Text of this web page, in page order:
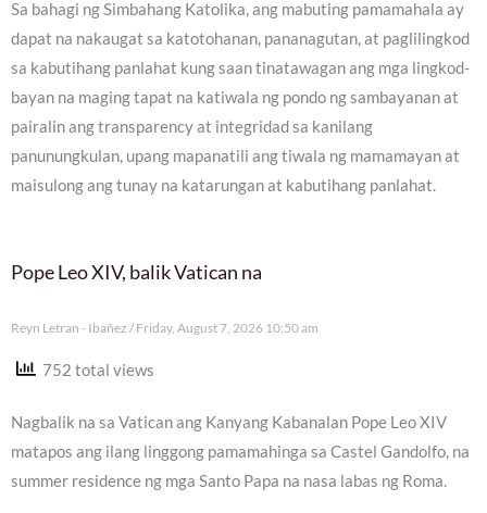
Sa bahagi ng Simbahang Katolika, ang mabuting pamamahala ay
dapat na nakaugat sa katotohanan, pananagutan, at paglilingkod
sa kabutihang panlahat kung saan tinatawagan ang mga lingkod-
bayan na maging tapat na katiwala ng pondo ng sambayanan at
pairalin ang transparency at integridad sa kanilang
panunungkulan, upang mapanatili ang tiwala ng mamamayan at
maisulong ang tunay na katarungan at kabutihang panlahat.
Pope Leo XIV, balik Vatican na
Reyn Letran - Ibañez Friday, August 7, 2026 10:50 am
752 total views
Nagbalik na sa Vatican ang Kanyang Kabanalan Pope Leo XIV
matapos ang ilang linggong pamamahinga sa Castel Gandolfo, na
summer residence ng mga Santo Papa na nasa labas ng Roma.